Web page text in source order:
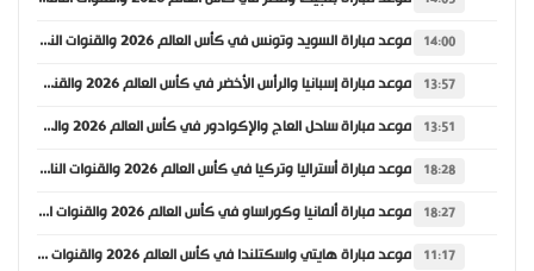
14:00 موعد مباراة السويد وتونس في كأس العالم 2026 والقنوات الناقلة
13:57 موعد مباراة إسبانيا والرأس الأخضر في كأس العالم 2026 والقنوات الناقلة
13:51 موعد مباراة ساحل العاج والإكوادور في كأس العالم 2026 والقنوات الناقلة
18:28 موعد مباراة أستراليا وتركيا في كأس العالم 2026 والقنوات الناقلة
18:27 موعد مباراة ألمانيا وكوراساو في كأس العالم 2026 والقنوات الناقلة
11:17 موعد مباراة هايتي واسكتلندا في كأس العالم 2026 والقنوات الناقلة